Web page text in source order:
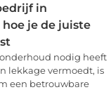
in
je de juiste
nodig heeft
lekkage vermoedt, is
een betrouwbare